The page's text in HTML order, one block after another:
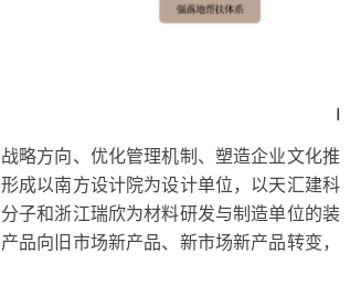
略方向、优化管理机制、塑造企业文化推
成以南方设计院为设计单位，以天汇建科
子和浙江瑞欣为材料研发与制造单位的装
品向旧市场新产品、新市场新产品转变，